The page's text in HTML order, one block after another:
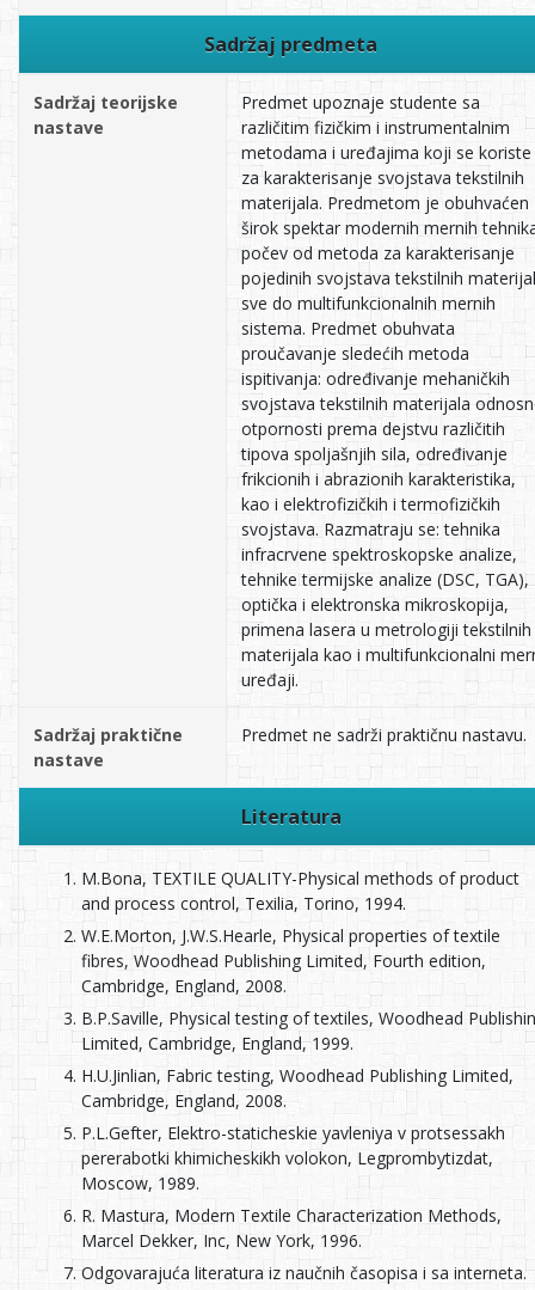
Sadržaj predmeta
Sadržaj teorijske
nastave
Predmet upoznaje studente sa
različitim fizičkim i instrumentalnim
metodama i uređajima koji se koriste
za karakterisanje svojstava tekstilnih
materijala. Predmetom je obuhvaćen
širok spektar modernih mernih
počev od metoda za karakterisanje
pojedinih svojstava tekstilnih
sve do multifunkcionalnih mernih
sistema. Predmet obuhvata
proučavanje sledećih metoda
ispitivanja: određivanje mehaničkih
svojstava tekstilnih materijala
otpornosti prema dejstvu različitih
tipova spoljašnjih sila, određivanje
frikcionih i abrazionih karakteristika,
kao i elektrofizičkih i termofizičkih
svojstava. Razmatraju se: tehnika
infracrvene spektroskopske analize,
tehnike termijske analize (DSC, TGA),
optička i elektronska mikroskopija,
primena lasera u metrologiji tekstilnih
materijala kao i multifunkcionalni
uređaji.
Sadržaj praktične
nastave
Predmet ne sadrži praktičnu nastavu.
Literatura
M.Bona, TEXTILE QUALITY-Physical methods of product
and process control, Texilia, Torino, 1994.
W.E.Morton, J.W.S.Hearle, Physical properties of textile
fibres, Woodhead Publishing Limited, Fourth edition,
Cambridge, England, 2008.
B.P.Saville, Physical testing of textiles, Woodhead
Limited, Cambridge, England, 1999.
H.U.Jinlian, Fabric testing, Woodhead Publishing Limited,
Cambridge, England, 2008.
P.L.Gefter, Elektro-staticheskie yavleniya v protsessakh
pererabotki khimicheskikh volokon, Legprombytizdat,
Moscow, 1989.
R. Mastura, Modern Textile Characterization Methods,
Marcel Dekker, Inc, New York, 1996.
Odgovarajuća literatura iz naučnih časopisa i sa interneta.